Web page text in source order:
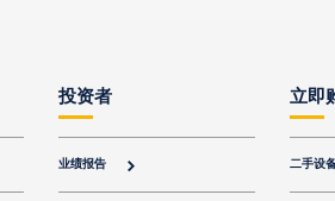
投资者
业绩报告 
立即
二手设